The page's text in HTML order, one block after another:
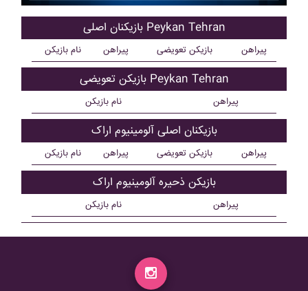
بازیکنان اصلی Peykan Tehran
نام بازیکن پیراهن بازیکن تعویضی پیراهن
بازیکن تعویضی Peykan Tehran
نام بازیکن پیراهن
بازیکنان اصلی آلومينيوم اراک
نام بازیکن پیراهن بازیکن تعویضی پیراهن
بازیکن ذحیره آلومينيوم اراک
نام بازیکن پیراهن